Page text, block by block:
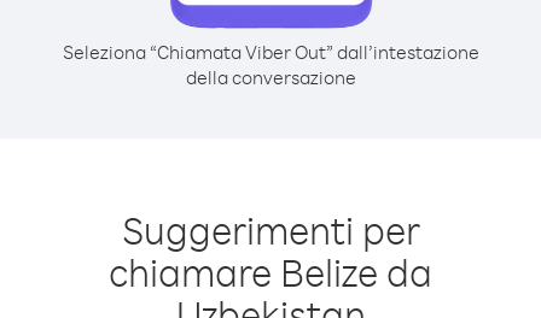
Seleziona “Chiamata Viber Out” dall’intestazione
della conversazione
Suggerimenti per
chiamare Belize da